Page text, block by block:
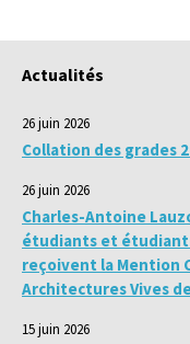
Actualités
26 juin 2026
Collation des grades
26 juin 2026
Charles-Antoine
étudiants et
reçoivent la Mention
Architectures Vives
15 juin 2026